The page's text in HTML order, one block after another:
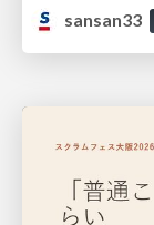
sansan33